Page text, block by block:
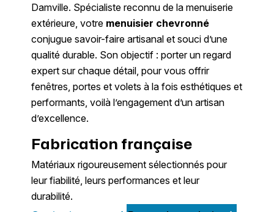
Damville. Spécialiste reconnu de la menuiserie
extérieure, votre menuisier chevronné
conjugue savoir-faire artisanal et souci d’une
qualité durable. Son objectif : porter un regard
expert sur chaque détail, pour vous offrir
fenêtres, portes et volets à la fois esthétiques et
performants, voilà l’engagement d’un artisan
d’excellence.
Fabrication française
Matériaux rigoureusement sélectionnés pour
leur fiabilité, leurs performances et leur
durabilité.